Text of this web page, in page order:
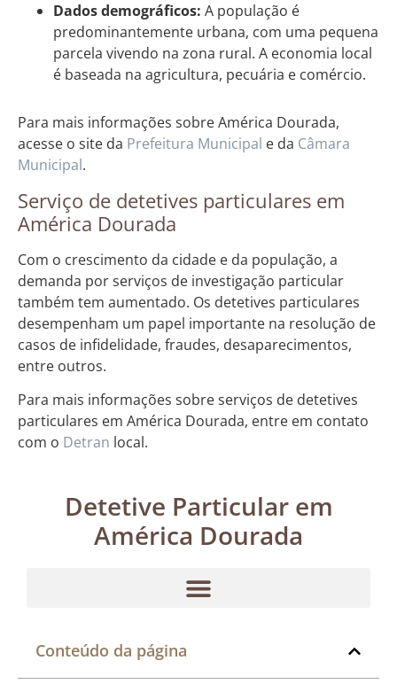
Dados demográficos: A população é
predominantemente urbana, com uma pequena
parcela vivendo na zona rural. A economia local
é baseada na agricultura, pecuária e comércio.
Para mais informações sobre América Dourada,
acesse o site da Prefeitura Municipal e da Câmara
Municipal.
Serviço de detetives particulares em
América Dourada
Com o crescimento da cidade e da população, a
demanda por serviços de investigação particular
também tem aumentado. Os detetives particulares
desempenham um papel importante na resolução de
casos de infidelidade, fraudes, desaparecimentos,
entre outros.
Para mais informações sobre serviços de detetives
particulares em América Dourada, entre em contato
com o Detran local.
Detetive Particular em
América Dourada
Conteúdo da página